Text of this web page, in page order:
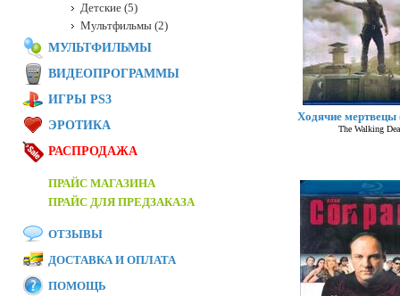
Ходячие
The Walking
Детские (5)
Мультфильмы (2)
МУЛЬТФИЛЬМЫ
ВИДЕОПРОГРАММЫ
ИГРЫ PS3
ЭРОТИКА
РАСПРОДАЖА
ПРАЙС МАГАЗИНА
ПРАЙС ДЛЯ ПРЕДЗАКАЗА
ОТЗЫВЫ
ДОСТАВКА И ОПЛАТА
ПОМОЩЬ